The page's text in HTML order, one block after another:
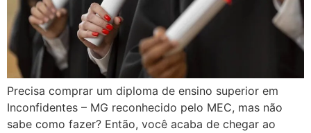
Precisa comprar um diploma de ensino superior em
Inconfidentes – MG reconhecido pelo MEC, mas não
sabe como fazer? Então, você acaba de chegar ao